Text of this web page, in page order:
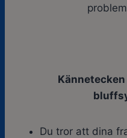
Du tror att dina